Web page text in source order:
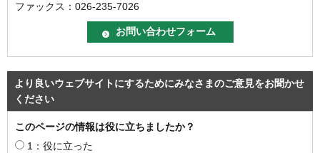
ファックス：026-235-7026
より良いウェブサイトにするためにみなさまのご意見をお聞かせ
ください
このページの情報は役に立ちましたか？
1：役に立った